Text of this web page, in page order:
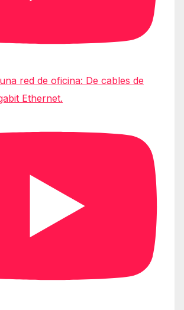
red de oficina: De cables de
Ethernet.